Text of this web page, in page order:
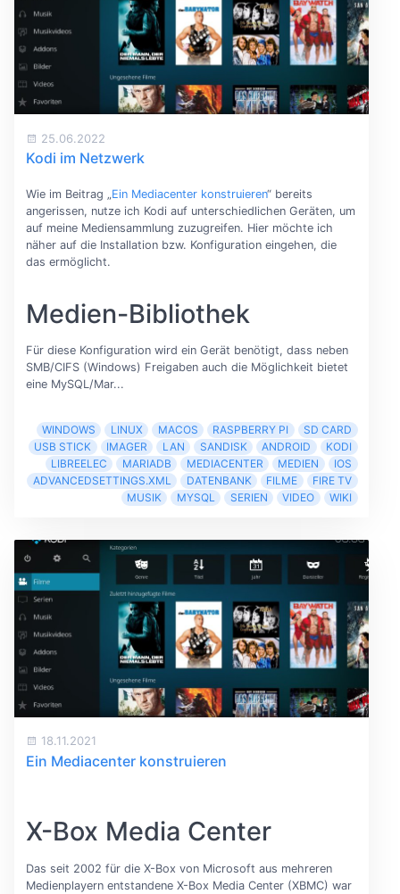
25.06.2022
Kodi im Netzwerk
Wie im Beitrag „ Ein Mediacenter konstruieren“ bereits
angerissen, nutze ich Kodi auf unterschiedlichen Geräten, um
auf meine Mediensammlung zuzugreifen. Hier möchte ich
näher auf die Installation bzw. Konfiguration eingehen, die
das ermöglicht.
Medien-Bibliothek
Für diese Konfiguration wird ein Gerät benötigt, dass neben
SMB/CIFS (Windows) Freigaben auch die Möglichkeit bietet
eine MySQL/Mar...
WINDOWS LINUX MACOS RASPBERRY PI
SD CARD
USB STICK
IMAGER LAN SANDISK ANDROID
KODI
LIBREELEC
MARIADB MEDIACENTER MEDIEN
IOS
ADVANCEDSETTINGS.XML
DATENBANK FILME
FIRE TV
MUSIK
MYSQL SERIEN VIDEO WIKI
18.11.2021
Ein Mediacenter konstruieren
X-Box Media Center
Das seit 2002 für die X-Box von Microsoft aus mehreren
Medienplayern entstandene X-Box Media Center (XBMC) war